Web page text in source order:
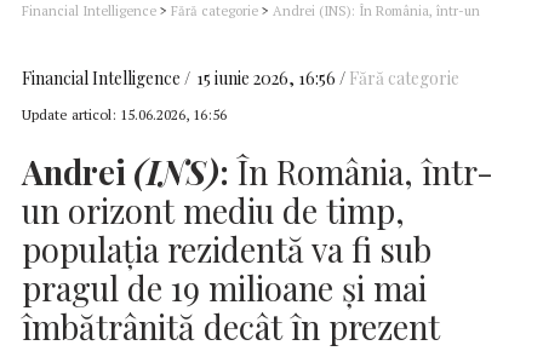
Financial Intelligence > Fără categorie > Andrei (INS): În România, într-un
Financial Intelligence 15 iunie 2026, 16:56 Fără categorie
Update articol: 15.06.2026, 16:56
Andrei (INS): În România, într-
un orizont mediu de timp,
populaţia rezidentă va fi sub
pragul de 19 milioane şi mai
îmbătrânită decât în prezent